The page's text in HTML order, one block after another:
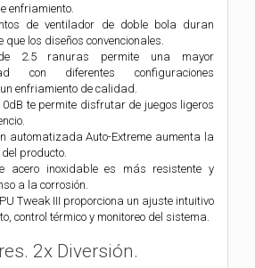
enfriamiento.
de ventilador de doble bola duran
que los diseños convencionales.
2.5 ranuras permite una mayor
con diferentes configuraciones
enfriamiento de calidad.
0dB te permite disfrutar de juegos ligeros
automatizada Auto-Extreme aumenta la
producto.
acero inoxidable es más resistente y
a la corrosión.
Tweak III proporciona un ajuste intuitivo
control térmico y monitoreo del sistema.
2x Diversión.